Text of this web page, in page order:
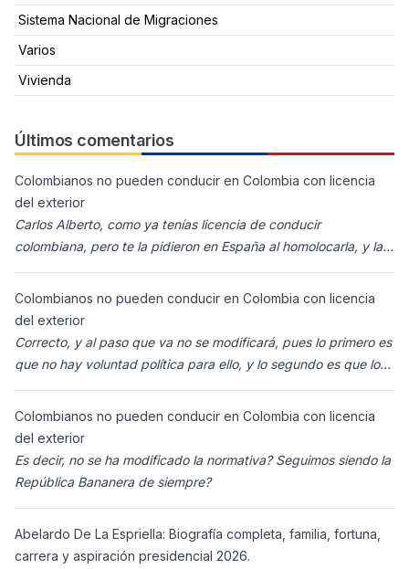
Sistema Nacional de Migraciones
Varios
Vivienda
Últimos comentarios
Colombianos no pueden conducir en Colombia con licencia
del exterior
Carlos Alberto, como ya tenías licencia de conducir
colombiana, pero te la pidieron en España al homolocarla, y la
Colombianos no pueden conducir en Colombia con licencia
del exterior
Correcto, y al paso que va no se modificará, pues lo primero es
que no hay voluntad política para ello, y lo segundo es que los
Colombianos no pueden conducir en Colombia con licencia
del exterior
Es decir, no se ha modificado la normativa? Seguimos siendo la
República Bananera de siempre?
Abelardo De La Espriella: Biografía completa, familia, fortuna,
carrera y aspiración presidencial 2026.